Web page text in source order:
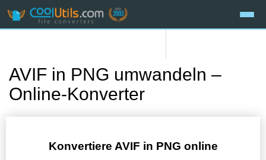
AVIF in PNG umwandeln –
Online-Konverter
Konvertiere AVIF in PNG online